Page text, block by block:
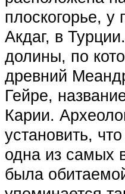
плоскогорье,
Акдаг, в
долины, по
древний
Гейре,
Карии.
установить,
одна из самых
была